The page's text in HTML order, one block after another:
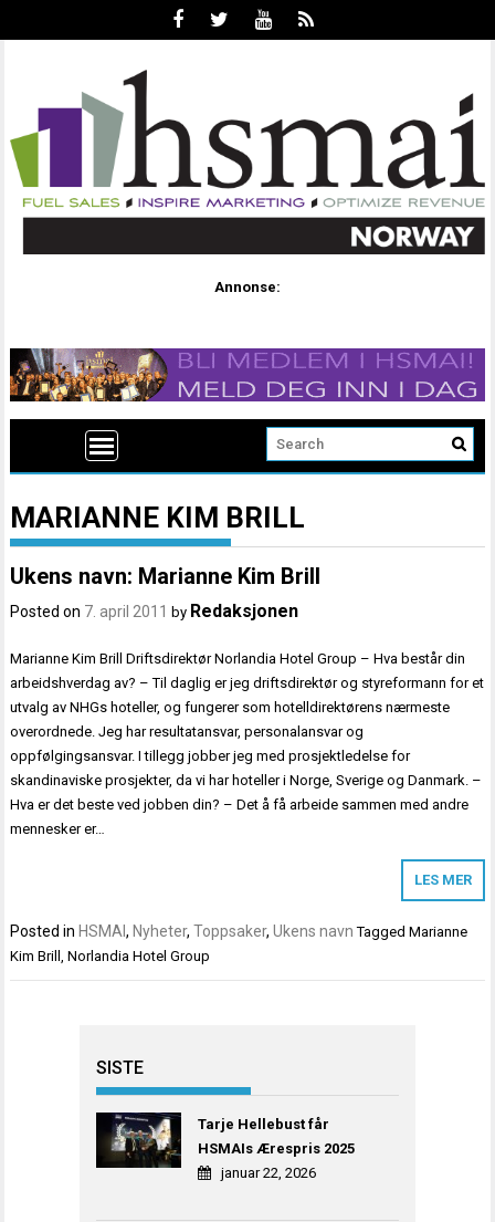
Annonse:
MARIANNE KIM BRILL
Ukens navn: Marianne Kim Brill
Posted on 7. april 2011 by Redaksjonen
Marianne Kim Brill Driftsdirektør Norlandia Hotel Group – Hva består din
arbeidshverdag av? – Til daglig er jeg driftsdirektør og styreformann for et
utvalg av NHGs hoteller, og fungerer som hotelldirektørens nærmeste
overordnede. Jeg har resultatansvar, personalansvar og
oppfølgingsansvar. I tillegg jobber jeg med prosjektledelse for
skandinaviske prosjekter, da vi har hoteller i Norge, Sverige og Danmark. –
Hva er det beste ved jobben din? – Det å få arbeide sammen med andre
mennesker er…
LES MER
Posted in HSMAI, Nyheter,Toppsaker,Ukens navn TaggedMarianne
Kim Brill,Norlandia Hotel Group
SISTE
Tarje Hellebust får
HSMAIs Ærespris 2025
januar 22, 2026